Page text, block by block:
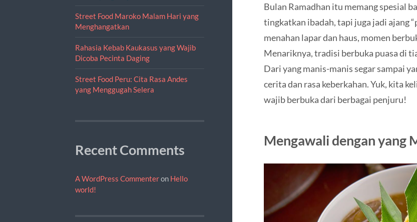
Street Food Maroko Malam Hari yang
Menghangatkan
Rahasia Kebab Kaukasus yang Wajib
Dicoba Pecinta Daging
Street Food Peru: Cita Rasa Andes
yang Menggugah Selera
Recent Comments
A WordPress Commenteron Hello
world!
Bulan Ramadhan itu memang spesial
tingkatkan ibadah, tapi juga jadi ajang
menahan lapar dan haus, momen
Menariknya, tradisi berbuka puasa di
Dari yang manis-manis segar sampai
cerita dan rasa keberkahan. Yuk, kita
wajib berbuka dari berbagai penjuru!
Mengawali dengan yang